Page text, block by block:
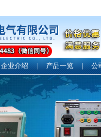
企业介绍 | 产品一览 | 公